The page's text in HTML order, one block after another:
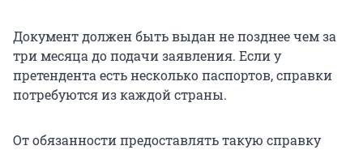
Документ должен быть выдан не позднее чем за
три месяца до подачи заявления. Если у
претендента есть несколько паспортов, справки
потребуются из каждой страны.
От обязанности предоставлять такую справку